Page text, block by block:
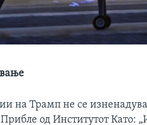
на Трамп не се
од Институтот Като: